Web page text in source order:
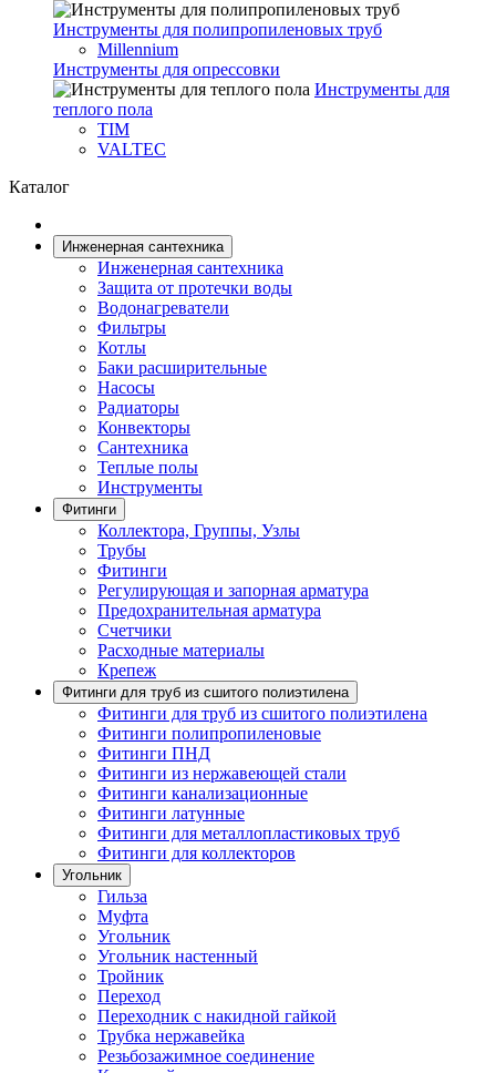
Инструменты для полипропиленовых труб
Millennium
Инструменты для опрессовки
Инструменты для
теплого пола
TIM
VALTEC
Каталог
Инженерная сантехника
Инженерная сантехника
Защита от протечки воды
Водонагреватели
Фильтры
Котлы
Баки расширительные
Насосы
Радиаторы
Конвекторы
Сантехника
Теплые полы
Инструменты
Фитинги
Коллектора, Группы, Узлы
Трубы
Фитинги
Регулирующая и запорная арматура
Предохранительная арматура
Счетчики
Расходные материалы
Крепеж
Фитинги для труб из сшитого полиэтилена
Фитинги для труб из сшитого полиэтилена
Фитинги полипропиленовые
Фитинги ПНД
Фитинги из нержавеющей стали
Фитинги канализационные
Фитинги латунные
Фитинги для металлопластиковых труб
Фитинги для коллекторов
Угольник
Гильза
Муфта
Угольник
Угольник настенный
Тройник
Переход
Переходник с накидной гайкой
Трубка нержавейка
Резьбозажимное соединение